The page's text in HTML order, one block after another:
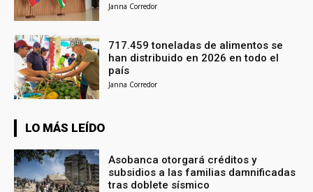
Janna Corredor
717.459 toneladas de alimentos se
han distribuido en 2026 en todo el
país
Janna Corredor
LO MÁS LEÍDO
Asobanca otorgará créditos y
subsidios a las familias damnificadas
tras doblete sísmico